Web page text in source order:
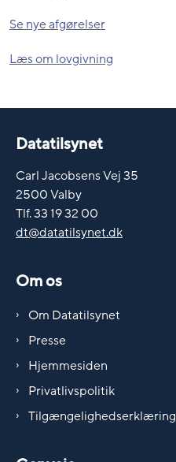
Se nye afgørelser
Læs om lovgivning
Datatilsynet
Carl Jacobsens Vej 35
2500 Valby
Tlf. 33 19 32 00
dt@datatilsynet.dk
Om os
Om Datatilsynet
Presse
Hjemmesiden
Privatlivspolitik
Tilgængelighedserklæring